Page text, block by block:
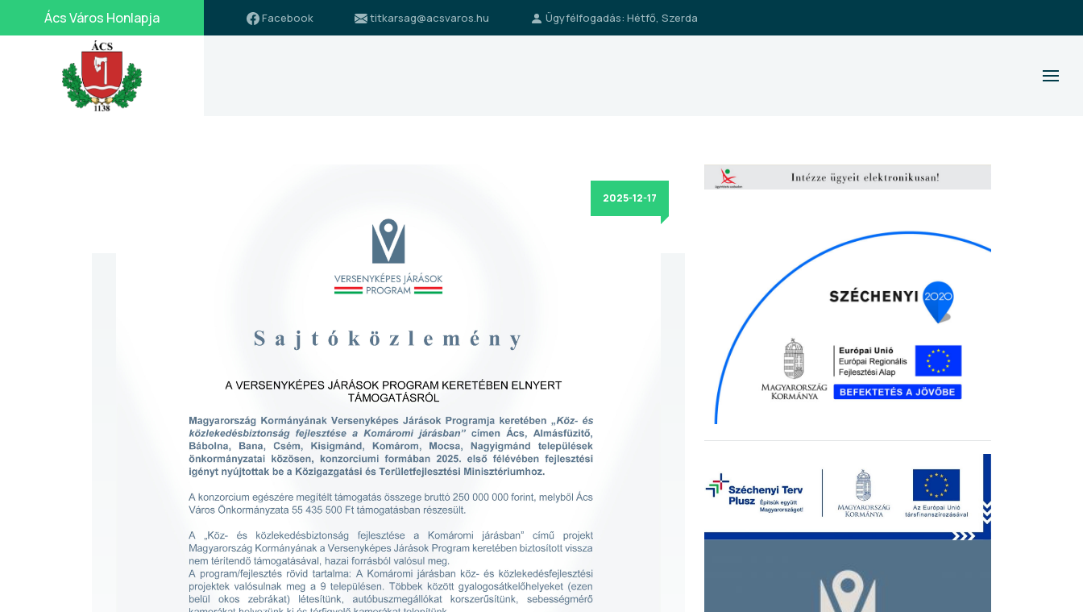
Ács Város Honlapja Facebook titkarsag@acsvaros.hu Ügyfélfogadás: Hétfő, Szerda
2025-12-17